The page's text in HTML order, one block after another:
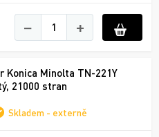
− +
Konica Minolta TN-221Y
21000 stran
Skladem - externě